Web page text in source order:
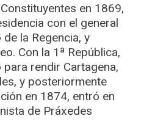
en 1869,
con el general
la Regencia, y
Con la 1ª República,
rendir Cartagena,
y posteriormente
en 1874, entró en
de Práxedes